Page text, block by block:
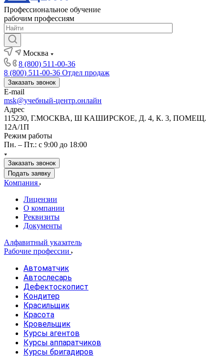
Профессиональное обучение
рабочим профессиям
Москва
8 (800) 511-00-36
8 (800) 511-00-36 Отдел продаж
Заказать звонок
E-mail
msk@учебный-центр.онлайн
Адрес
115230, Г.МОСКВА, Ш КАШИРСКОЕ, Д. 4, К. 3, ПОМЕЩ.
12А/1П
Режим работы
Пн. – Пт.: с 9:00 до 18:00
Заказать звонок
Подать заявку
Компания
Лицензии
О компании
Реквизиты
Документы
Алфавитный указатель
Рабочие профессии
Автоматчик
Автослесарь
Дефектоскопист
Кондитер
Красильщик
Красота
Кровельщик
Курсы агентов
Курсы аппаратчиков
Курсы бригадиров